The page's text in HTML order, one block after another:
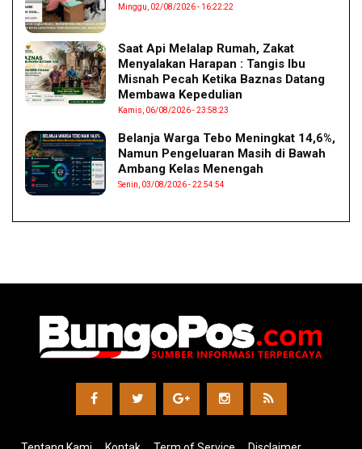
Minggu, 02/08/2026 - 16:22:22
Saat Api Melalap Rumah, Zakat
Menyalakan Harapan : Tangis Ibu
Misnah Pecah Ketika Baznas Datang
Membawa Kepedulian
Kamis, 06/08/2026 - 23:58:23
Belanja Warga Tebo Meningkat 14,6%,
Namun Pengeluaran Masih di Bawah
Ambang Kelas Menengah
Senin, 03/08/2026 - 22:54:54